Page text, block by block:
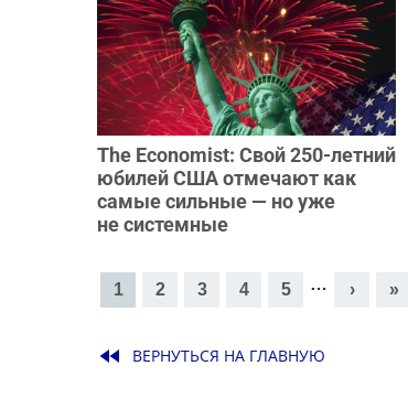
The Economist: Свой 250-летний
юбилей США отмечают как
самые сильные — но уже
не системные
Страницы
1 2 3 4 5 … › »
fast_rewind ВЕРНУТЬСЯ НА ГЛАВНУЮ